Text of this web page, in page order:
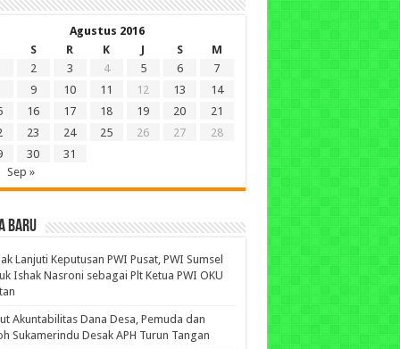
Agustus 2016
S R K J S
M
2 3 4 5 6
7
9 10 11 12 13
14
16 17 18 19 20
21
23 24 25 26 27
28
30
31
Sep »
BARU
Lanjuti Keputusan PWI Pusat, PWI Sumsel
Ishak Nasroni sebagai Plt Ketua PWI OKU
Akuntabilitas Dana Desa, Pemuda dan
Sukamerindu Desak APH Turun Tangan